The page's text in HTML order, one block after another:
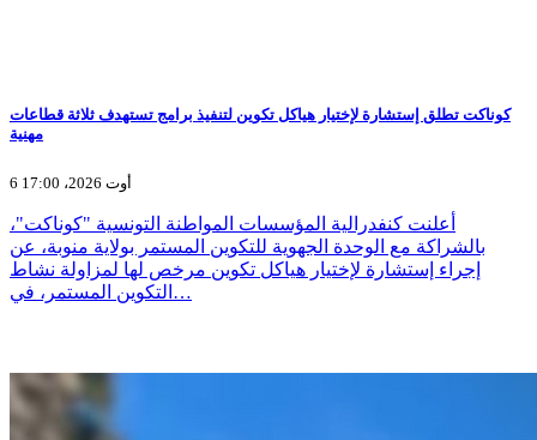
كوناكت تطلق إستشارة لإختيار هياكل تكوين لتنفيذ برامج تستهدف ثلاثة قطاعات
مهنية
6 أوت 2026، 17:00
أعلنت كنفدرالية المؤسسات المواطنة التونسية "كوناكت"،
بالشراكة مع الوحدة الجهوية للتكوين المستمر بولاية منوبة، عن
إجراء إستشارة لإختيار هياكل تكوين مرخص لها لمزاولة نشاط
التكوين المستمر، في…